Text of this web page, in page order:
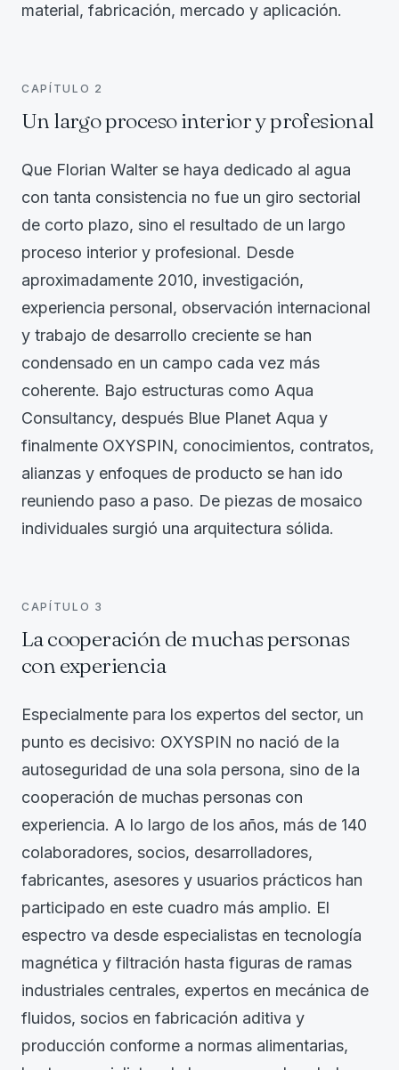
material, fabricación, mercado y aplicación.
CAPÍTULO 2
Un largo proceso interior y profesional
Que Florian Walter se haya dedicado al agua
con tanta consistencia no fue un giro sectorial
de corto plazo, sino el resultado de un largo
proceso interior y profesional. Desde
aproximadamente 2010, investigación,
experiencia personal, observación internacional
y trabajo de desarrollo creciente se han
condensado en un campo cada vez más
coherente. Bajo estructuras como Aqua
Consultancy, después Blue Planet Aqua y
finalmente OXYSPIN, conocimientos, contratos,
alianzas y enfoques de producto se han ido
reuniendo paso a paso. De piezas de mosaico
individuales surgió una arquitectura sólida.
CAPÍTULO 3
La cooperación de muchas personas
con experiencia
Especialmente para los expertos del sector, un
punto es decisivo: OXYSPIN no nació de la
autoseguridad de una sola persona, sino de la
cooperación de muchas personas con
experiencia. A lo largo de los años, más de 140
colaboradores, socios, desarrolladores,
fabricantes, asesores y usuarios prácticos han
participado en este cuadro más amplio. El
espectro va desde especialistas en tecnología
magnética y filtración hasta figuras de ramas
industriales centrales, expertos en mecánica de
fluidos, socios en fabricación aditiva y
producción conforme a normas alimentarias,